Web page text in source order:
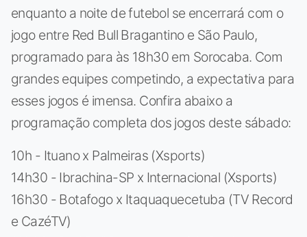
enquanto a noite de futebol se encerrará com o
jogo entre Red Bull Bragantino e São Paulo,
programado para às 18h30 em Sorocaba. Com
grandes equipes competindo, a expectativa para
esses jogos é imensa. Confira abaixo a
programação completa dos jogos deste sábado:
10h - Ituano x Palmeiras (Xsports)
14h30 - Ibrachina-SP x Internacional (Xsports)
16h30 - Botafogo x Itaquaquecetuba (TV Record
e CazéTV)